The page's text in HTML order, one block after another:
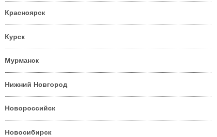
Красноярск
Курск
Мурманск
Нижний Новгород
Новороссийск
Новосибирск